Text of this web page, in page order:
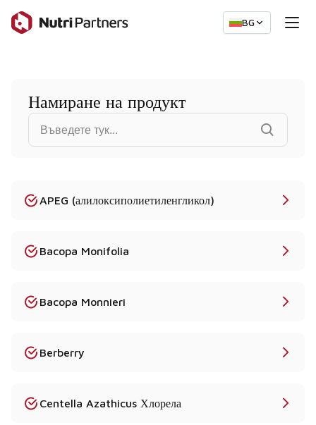
BG
Намиране на продукт
Намерете продукт...
APEG (алилоксиполиетиленгликол)
Bacopa Monifolia
Bacopa Monnieri
Berberry
Centella Azathicus Хлорела